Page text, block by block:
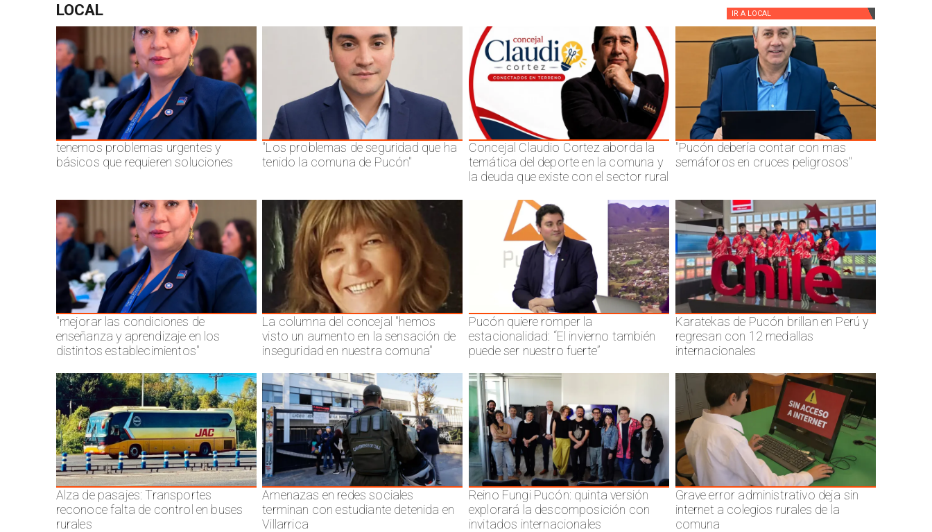
LOCAL IR A LOCAL
tenemos problemas urgentes y
básicos que requieren soluciones
"Los problemas de seguridad que ha
tenido la comuna de Pucón"
Concejal Claudio Cortez aborda la
temática del deporte en la comuna y
la deuda que existe con el sector rural
"Pucón debería contar con mas
semáforos en cruces peligrosos"
"mejorar las condiciones de
enseñanza y aprendizaje en los
distintos establecimientos"
La columna del concejal "hemos
visto un aumento en la sensación de
inseguridad en nuestra comuna"
Pucón quiere romper la
estacionalidad: “El invierno también
puede ser nuestro fuerte”
Karatekas de Pucón brillan en Perú y
regresan con 12 medallas
internacionales
Alza de pasajes: Transportes
reconoce falta de control en buses
rurales
Amenazas en redes sociales
terminan con estudiante detenida en
Villarrica
Reino Fungi Pucón: quinta versión
explorará la descomposición con
invitados internacionales
Grave error administrativo deja sin
internet a colegios rurales de la
comuna